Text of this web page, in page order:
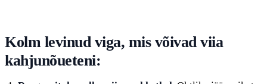
Kolm levinud viga, mis võivad viia
kahjunõueteni: